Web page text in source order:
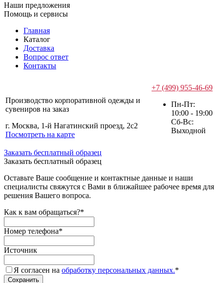
Наши предложения
Помощь и сервисы
Главная
Каталог
Доставка
Вопрос ответ
Контакты
Производство корпоративной одежды и
сувениров на заказ
г. Москва, 1-й Нагатинский проезд, 2с2
Посмотреть на карте
+7 (499) 955-46-69
Пн-Пт:
10:00 - 19:00
Сб-Вс:
Выходной
Заказать бесплатный образец
Заказать бесплатный образец
Оставьте Ваше сообщение и контактные данные и наши
специалисты свяжутся с Вами в ближайшее рабочее время для
решения Вашего вопроса.
Как к вам обращаться?*
Номер телефона*
Источник
Я согласен на обработку персональных данных.*